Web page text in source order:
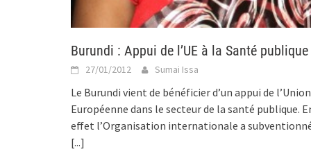
Burundi : Appui de l’UE à la Santé publique
27/01/2012 Sumai Issa
Le Burundi vient de bénéficier d’un appui de l’Union
Européenne dans le secteur de la santé publique.
effet l’Organisation internationale a
[...]